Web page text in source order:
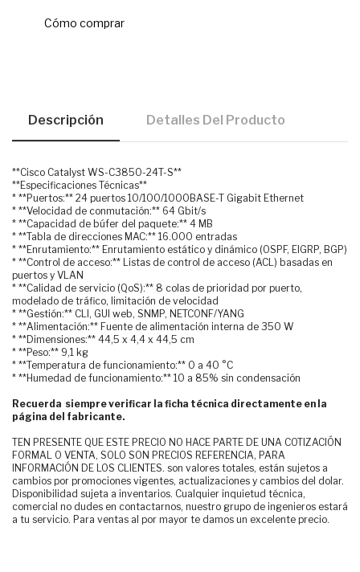
Cómo comprar
Descripción Detalles Del Producto
**Cisco Catalyst WS-C3850-24T-S**
**Especificaciones Técnicas**
* **Puertos:** 24 puertos 10/100/1000BASE-T Gigabit Ethernet
* **Velocidad de conmutación:** 64 Gbit/s
* **Capacidad de búfer del paquete:** 4 MB
* **Tabla de direcciones MAC:** 16.000 entradas
* **Enrutamiento:** Enrutamiento estático y dinámico (OSPF, EIGRP, BGP)
* **Control de acceso:** Listas de control de acceso (ACL) basadas en
puertos y VLAN
* **Calidad de servicio (QoS):** 8 colas de prioridad por puerto,
modelado de tráfico, limitación de velocidad
* **Gestión:** CLI, GUI web, SNMP, NETCONF/YANG
* **Alimentación:** Fuente de alimentación interna de 350 W
* **Dimensiones:** 44,5 x 4,4 x 44,5 cm
* **Peso:** 9,1 kg
* **Temperatura de funcionamiento:** 0 a 40 °C
* **Humedad de funcionamiento:** 10 a 85% sin condensación
Recuerda siempre verificar la ficha técnica directamente en la
página del fabricante.
TEN PRESENTE QUE ESTE PRECIO NO HACE PARTE DE UNA COTIZACIÓN
FORMAL O VENTA, SOLO SON PRECIOS REFERENCIA, PARA
INFORMACIÓN DE LOS CLIENTES. son valores totales, están sujetos a
cambios por promociones vigentes, actualizaciones y cambios del dolar.
Disponibilidad sujeta a inventarios. Cualquier inquietud técnica,
comercial no dudes en contactarnos, nuestro grupo de ingenieros estará
a tu servicio. Para ventas al por mayor te damos un excelente precio.